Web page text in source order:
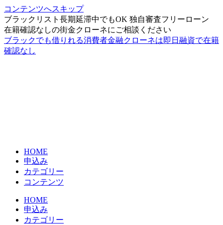
コンテンツへスキップ
ブラックリスト長期延滞中でもOK 独自審査フリーローン
在籍確認なしの街金クローネにご相談ください
ブラックでも借りれる消費者金融クローネは即日融資で在籍
確認なし
HOME
申込み
カテゴリー
コンテンツ
HOME
申込み
カテゴリー